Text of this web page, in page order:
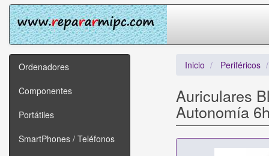
Ordenadores
Componentes
Portátiles
SmartPhones / Teléfonos
Inicio Periféricos
Auriculares
Autonomía